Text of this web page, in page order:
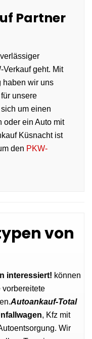
Partner
Verkauf geht. Mit
haben wir uns
unsere
um einen
oder ein Auto mit
Küsnacht ist
den PKW-
von
interessiert! können
vorbereitete
Autoankauf-Total
, Kfz mit
Wir